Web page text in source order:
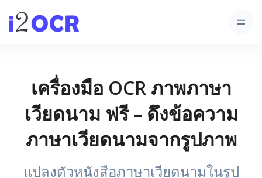
เครื่องมือ OCR ภาพภาษา
เวียดนาม ฟรี – ดึงข้อความ
ภาษาเวียดนามจากรูปภาพ
แปลงตัวหนังสือภาษาเวียดนามในรูป